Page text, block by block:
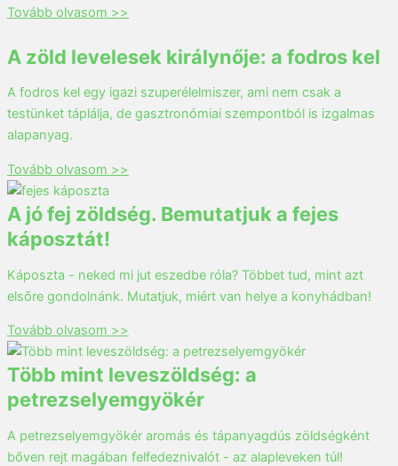
Tovább olvasom >>
A zöld levelesek királynője: a fodros kel
A fodros kel egy igazi szuperélelmiszer, ami nem csak a
testünket táplálja, de gasztronómiai szempontból is izgalmas
alapanyag.
Tovább olvasom >>
A jó fej zöldség. Bemutatjuk a fejes
káposztát!
Káposzta - neked mi jut eszedbe róla? Többet tud, mint azt
elsőre gondolnánk. Mutatjuk, miért van helye a konyhádban!
Tovább olvasom >>
Több mint leveszöldség: a
petrezselyemgyökér
A petrezselyemgyökér aromás és tápanyagdús zöldségként
bőven rejt magában felfedeznivalót - az alapleveken túl!